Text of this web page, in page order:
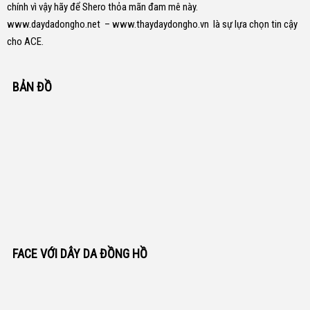
chính vì vậy hãy để Shero thỏa mãn đam mê này.
www.daydadongho.net – www.thaydaydongho.vn là sự lựa chọn tin cậy
cho ACE.
BẢN ĐỒ
FACE VỚI DÂY DA ĐỒNG HỒ